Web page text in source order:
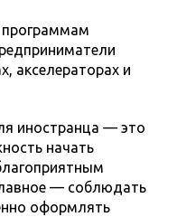
программам
акселераторах и
иностранца — это
начать
— соблюдать
оформлять